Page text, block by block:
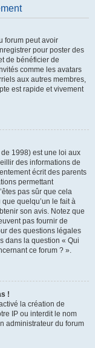
forum peut avoir
pour poster des
de bénéficier de
comme les avatars
aux autres membres,
est rapide et vivement
de 1998) est une loi aux
des informations de
écrit des parents
permettant
pas sûr que cela
quelqu’un le fait à
son avis. Notez que
pas fournir de
des questions légales
dans la question « Qui
ce forum ? ».
!
la création de
IP ou interdit le nom
administrateur du forum